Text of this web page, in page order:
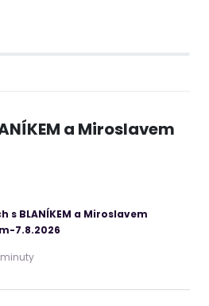
a Miroslavem
s BLANÍKEM a Miroslavem
7.8.2026